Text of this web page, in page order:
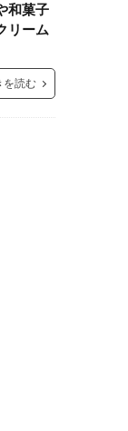
和菓子
リーム
を読む